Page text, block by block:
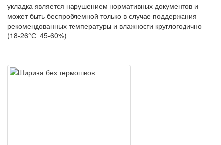
укладка является нарушением нормативных документов и
может быть беспроблемной только в случае поддержания
рекомендованных температуры и влажности круглогодично
(18-26°С, 45-60%)